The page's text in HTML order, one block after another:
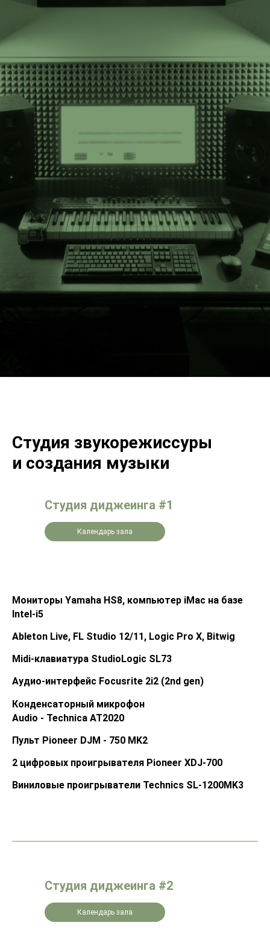
Студия звукорежиссуры
и создания музыки
Студия диджеинга #1
Календарь зала
Мониторы Yamaha HS8, компьютер iMac на базе
Intel-i5
Ableton Live, FL Studio 12/11, Logic Pro X, Bitwig
Midi-клавиатура StudioLogic SL73
Аудио-интерфейс Focusrite 2i2 (2nd gen)
Конденсаторный микрофон
Audio - Technica AT2020
Пульт Pioneer DJM - 750 MK2
2 цифровых проигрывателя Pioneer XDJ-700
Виниловые проигрыватели Technics SL-1200MK3
Студия диджеинга #2
Календарь зала